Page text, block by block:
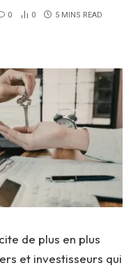
0 0 5 MINS READ
de plus en plus
et investisseurs qui